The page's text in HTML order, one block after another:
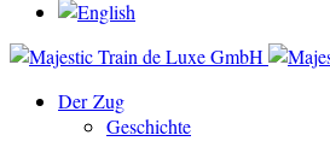
Der Zug
Geschichte